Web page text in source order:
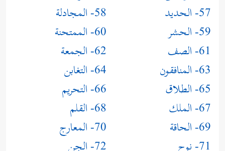
57- الحديد
58- المجادلة
59- الحشر
60- الممتحنة
61- الصف
62- الجمعة
63- المنافقون
64- التغابن
65- الطلاق
66- التحريم
67- الملك
68- القلم
69- الحاقة
70- المعارج